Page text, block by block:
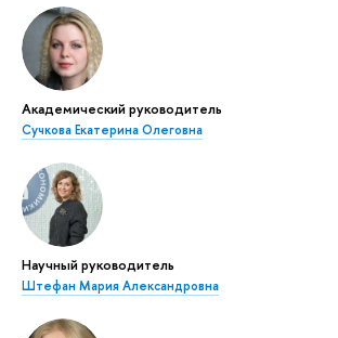
Академический руководитель
Сучкова Екатерина Олеговна
Научный руководитель
Штефан Мария Александровна